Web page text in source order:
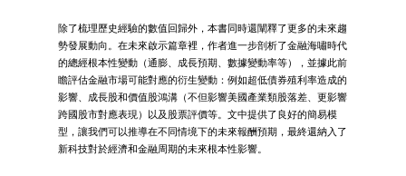
除了梳理歷史經驗的數值回歸外，本書同時還闡釋了更多的未來趨
勢發展動向。在未來啟示篇章裡，作者進一步剖析了金融海嘯時代
的總經根本性變動（通膨、成長預期、數據變動率等），並據此前
瞻評估金融市場可能對應的衍生變動：例如超低債券殖利率造成的
影響、成長股和價值股鴻溝（不但影響美國產業類股落差、更影響
跨國股市對應表現）以及股票評價等。文中提供了良好的簡易模
型，讓我們可以推導在不同情境下的未來報酬預期，最終還納入了
新科技對於經濟和金融周期的未來根本性影響。